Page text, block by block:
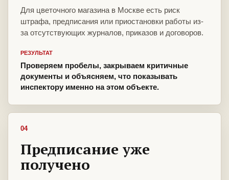
Для цветочного магазина в Москве есть риск
штрафа, предписания или приостановки работы из-
за отсутствующих журналов, приказов и договоров.
РЕЗУЛЬТАТ
Проверяем пробелы, закрываем критичные
документы и объясняем, что показывать
инспектору именно на этом объекте.
04
Предписание уже
получено